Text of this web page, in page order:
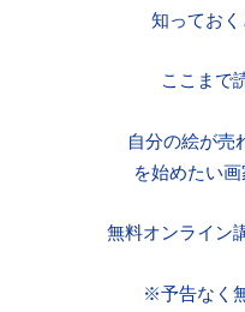
知っておく
ここまで
自分の絵が売
を始めたい
無料オンライン
※予告なく